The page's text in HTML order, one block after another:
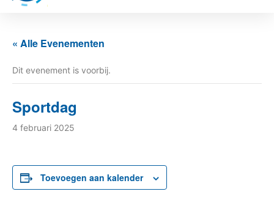
« Alle Evenementen
Dit evenement is voorbij.
Sportdag
4 februari 2025
Toevoegen aan kalender